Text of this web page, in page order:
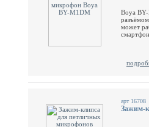
Boya
может
арт 16708
Зажим-